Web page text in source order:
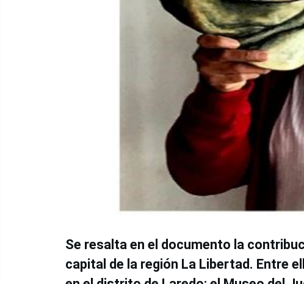
Se resalta en el documento la
capital de la región La Libertad. Entre